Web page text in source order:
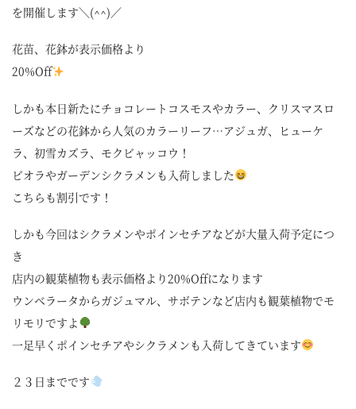
を開催します＼(^^)／
花苗、花鉢が表示価格より
20%Off
しかも本日新たにチョコレートコスモスやカラー、クリスマスロ
ーズなどの花鉢から人気のカラーリーフ…アジュガ、ヒューケ
ラ、初雪カズラ、モクビャッコウ！
ビオラやガーデンシクラメンも入荷しました
こちらも割引です！
しかも今回はシクラメンやポインセチアなどが大量入荷予定につ
き
店内の観葉植物も表示価格より20%Offになります
ウンベラータからガジュマル、サボテンなど店内も観葉植物でモ
リモリですよ
一足早くポインセチアやシクラメンも入荷してきています
２３日までです